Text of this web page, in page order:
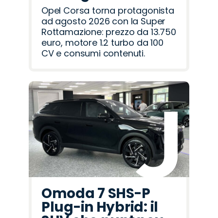
Opel Corsa torna protagonista
ad agosto 2026 con la Super
Rottamazione: prezzo da 13.750
euro, motore 1.2 turbo da 100
CV e consumi contenuti.
Omoda 7 SHS-P
Plug-in Hybrid: il